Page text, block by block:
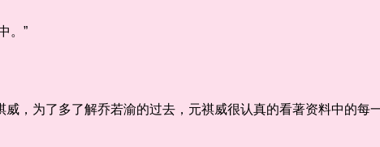
。”
为了多了解乔若渝的过去，元祺威很认真的看著资料中的每